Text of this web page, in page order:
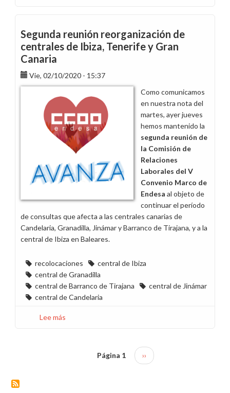
reorganización
de
centrales
Ibiza,
Tenerife
y
Gran
Canaria
Segunda reunión reorganización de
centrales de Ibiza, Tenerife y Gran
Canaria
Vie, 02/10/2020 - 15:37
Como comunicamos
en nuestra nota del
martes, ayer jueves
hemos mantenido la
segunda reunión de
la Comisión de
Relaciones
Laborales del V
Convenio Marco de
Endesa al objeto de
continuar el período
de consultas que afecta a las centrales canarias de
Candelaria, Granadilla, Jinámar y Barranco de Tirajana, y a la
central de Ibiza en Baleares.
recolocaciones
central de Ibiza
central de Granadilla
central de Barranco de Tirajana
central de Jinámar
central de Candelaria
Lee más
reorganizaciónPágina 1
Siguiente
página
››